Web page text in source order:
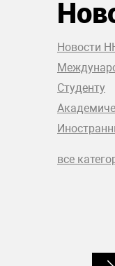
Новости
Студенту
все